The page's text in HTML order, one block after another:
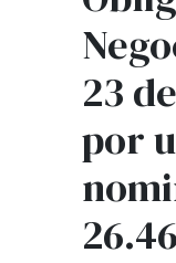
23
por